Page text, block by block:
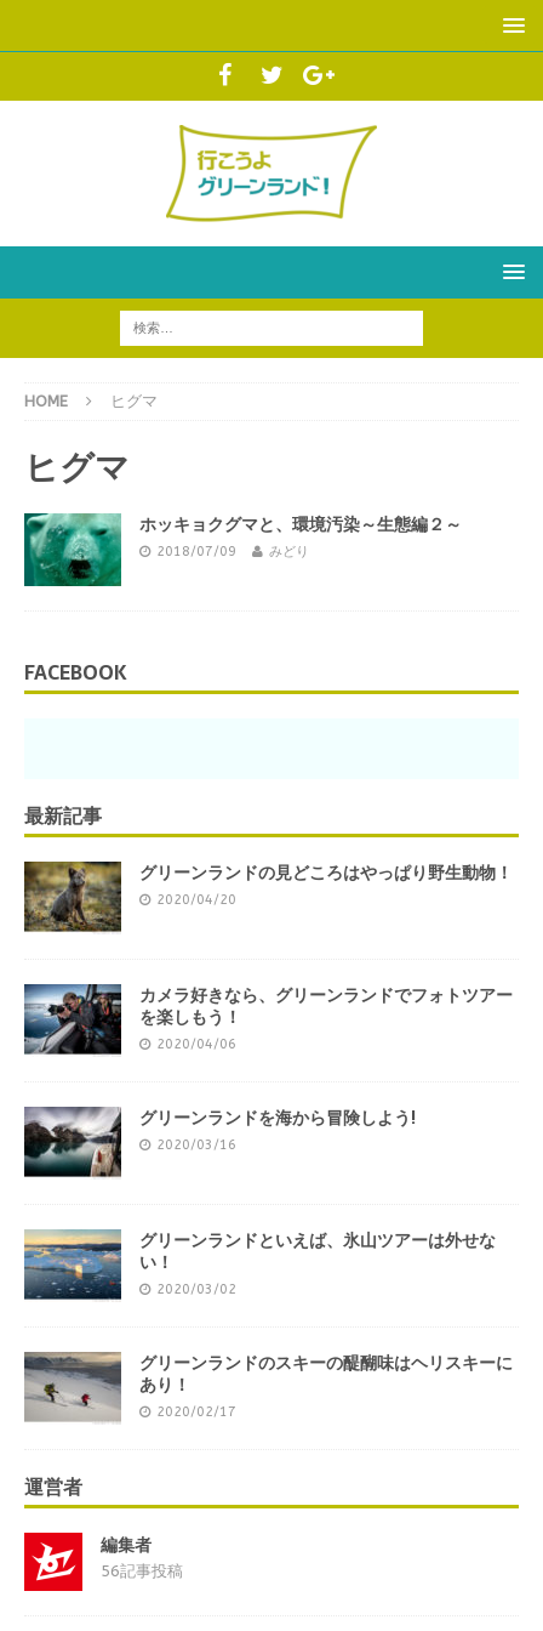
HOME ヒグマ
ヒグマ
ホッキョクグマと、環境汚染～生態編２～
2018/07/09 みどり
FACEBOOK
最新記事
グリーンランドの見どころはやっぱり野生動物！
2020/04/20
カメラ好きなら、グリーンランドでフォトツアー
を楽しもう！
2020/04/06
グリーンランドを海から冒険しよう!
2020/03/16
グリーンランドといえば、氷山ツアーは外せな
い！
2020/03/02
グリーンランドのスキーの醍醐味はヘリスキーに
あり！
2020/02/17
運営者
編集者
56記事投稿